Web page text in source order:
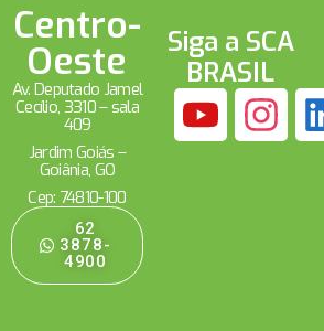
Centro-
Oeste
Av. Deputado Jamel
Cecílio, 3310 – sala
409
Jardim Goiás –
Goiânia, GO
Cep: 74810-100
62
3878-
4900
Siga a SCA
BRASIL